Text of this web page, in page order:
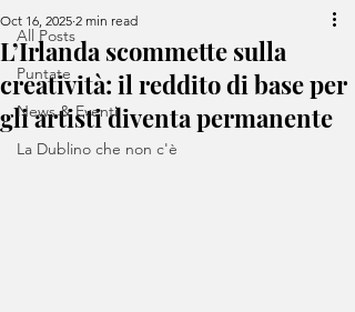
All Posts
Puntate
News & Eventi
La Dublino che non c'è
L’Irlanda scommette sulla
creatività: il reddito di base per
gli artisti diventa permanente
Oct 16, 2025 2 min read